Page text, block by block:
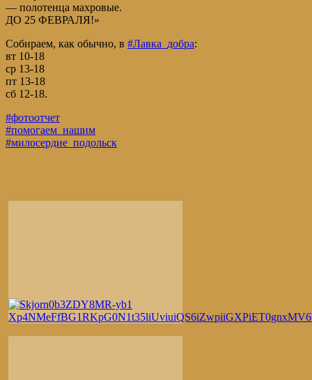
— полотенца махровые.
ДО 25 ФЕВРАЛЯ!»
Собираем, как обычно, в #Лавка_добра:
вт 10-18
ср 13-18
пт 13-18
сб 12-18.
#фотоотчет
#помогаем_нашим
#милосердие_подольск